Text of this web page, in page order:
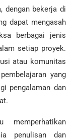
dengan bekerja di
dapat mengasah
berbagai jenis
setiap proyek.
atau komunitas
yang
pengalaman dan
penulisan dan